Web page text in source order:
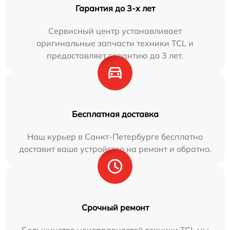
Гарантия до 3-х лет
Сервисный центр устанавливает
оригинальные запчасти техники TCL и
предоставляет гарантию до 3 лет.
Бесплатная доставка
Наш курьер в Санкт-Петербурге бесплатно
доставит ваше устройство на ремонт и обратно.
Срочный ремонт